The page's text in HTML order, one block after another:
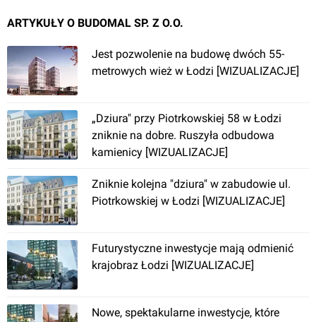
Łódź
[Łódź] Budynek wielorodzinny "Apartamenty na
Wspólnej"
Łódź, Zgierska 87/89
ARTYKUŁY O BUDOMAL SP. Z O.O.
Jest pozwolenie na budowę dwóch 55-
metrowych wież w Łodzi [WIZUALIZACJE]
„Dziura" przy Piotrkowskiej 58 w Łodzi
zniknie na dobre. Ruszyła odbudowa
kamienicy [WIZUALIZACJE]
Zniknie kolejna "dziura" w zabudowie ul.
Piotrkowskiej w Łodzi [WIZUALIZACJE]
Futurystyczne inwestycje mają odmienić
krajobraz Łodzi [WIZUALIZACJE]
Nowe, spektakularne inwestycje, które